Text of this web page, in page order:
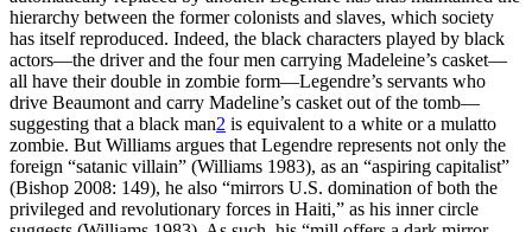
hierarchy between the former colonists and slaves, which society
has itself reproduced. Indeed, the black characters played by black
actors—the driver and the four men carrying Madeleine’s casket—
all have their double in zombie form—Legendre’s servants who
drive Beaumont and carry Madeline’s casket out of the tomb—
suggesting that a black man2 is equivalent to a white or a mulatto
zombie. But Williams argues that Legendre represents not only the
foreign “satanic villain” (Williams 1983), as an “aspiring capitalist”
(Bishop 2008: 149), he also “mirrors U.S. domination of both the
privileged and revolutionary forces in Haiti,” as his inner circle